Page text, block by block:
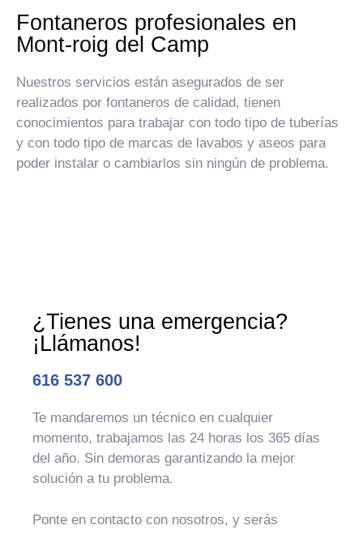
Fontaneros profesionales en
Mont-roig del Camp
Nuestros servicios están asegurados de ser
realizados por fontaneros de calidad, tienen
conocimientos para trabajar con todo tipo de tuberías
y con todo tipo de marcas de lavabos y aseos para
poder instalar o cambiarlos sin ningún de problema.
¿Tienes una emergencia?
¡Llámanos!
616 537 600
Te mandaremos un técnico en cualquier
momento, trabajamos las 24 horas los 365 días
del año. Sin demoras garantizando la mejor
solución a tu problema.
Ponte en contacto con nosotros, y serás